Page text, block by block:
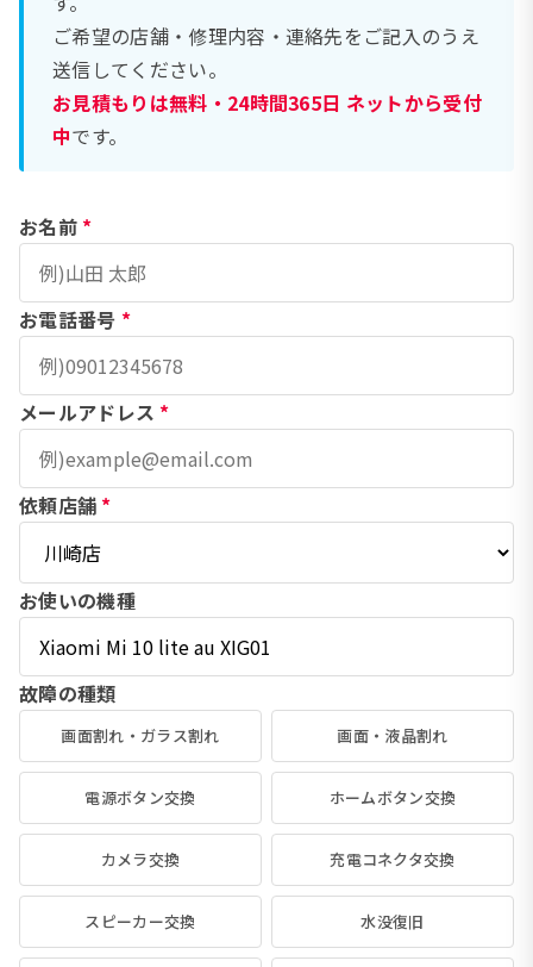
ご希望の店舗・修理内容・連絡先をご記入のうえ
送信してください。
お見積もりは無料・24時間365日 ネットから受付
中です。
お名前 *
お電話番号 *
メールアドレス *
依頼店舗 *
お使いの機種
故障の種類
画面割れ・ガラス割れ 画面・液晶割れ
電源ボタン交換 ホームボタン交換
カメラ交換 充電コネクタ交換
スピーカー交換 水没復旧